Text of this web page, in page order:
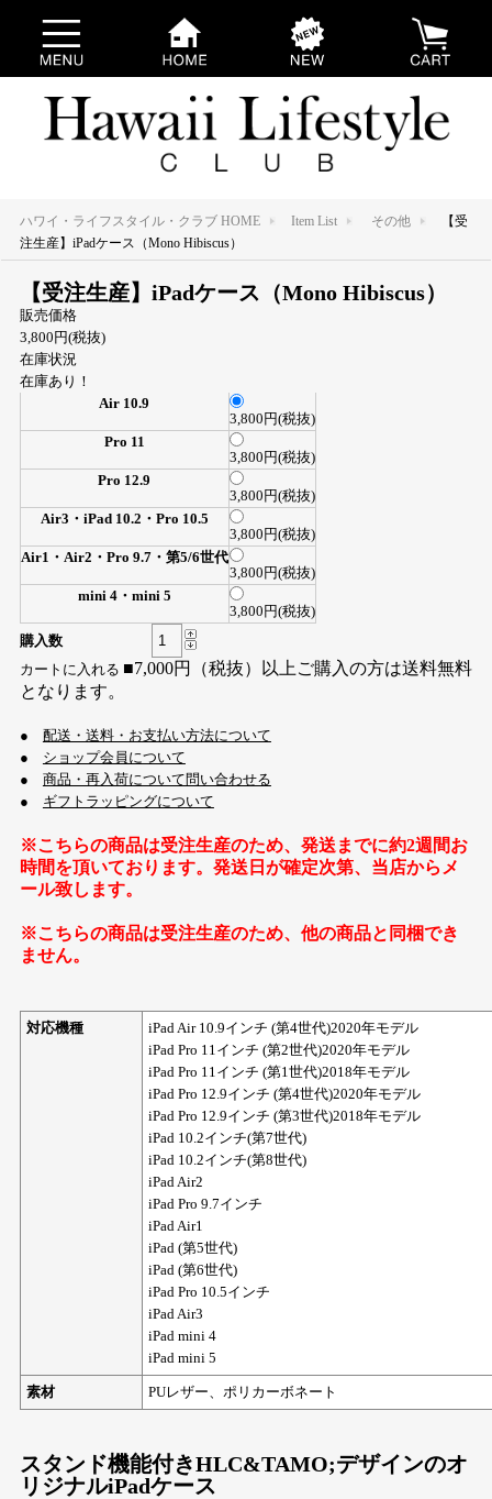
ハワイ・ライフスタイル・クラブ HOME Item List その他
【受
注生産】iPadケース（Mono Hibiscus）
【受注生産】iPadケース（Mono Hibiscus）
販売価格
3,800円(税抜)
在庫状況
在庫あり！
Air 10.9
3,800円(税抜)
Pro 11
3,800円(税抜)
Pro 12.9
3,800円(税抜)
Air3・iPad 10.2・Pro 10.5
3,800円(税抜)
Air1・Air2・Pro 9.7・第5/6世代
3,800円(税抜)
mini 4・mini 5
3,800円(税抜)
購入数
■7,000円（税抜）以上ご購入の方は送料無料
となります。
● 配送・送料・お支払い方法について
● ショップ会員について
● 商品・再入荷について問い合わせる
● ギフトラッピングについて
※こちらの商品は受注生産のため、発送までに約2週間お
時間を頂いております。発送日が確定次第、当店からメ
ール致します。
※こちらの商品は受注生産のため、他の商品と同梱でき
ません。
対応機種
iPad Air 10.9インチ (第4世代)2020年モデル
iPad Pro 11インチ (第2世代)2020年モデル
iPad Pro 11インチ (第1世代)2018年モデル
iPad Pro 12.9インチ (第4世代)2020年モデル
iPad Pro 12.9インチ (第3世代)2018年モデル
iPad 10.2インチ(第7世代)
iPad 10.2インチ(第8世代)
iPad Air2
iPad Pro 9.7インチ
iPad Air1
iPad (第5世代)
iPad (第6世代)
iPad Pro 10.5インチ
iPad Air3
iPad mini 4
iPad mini 5
素材 PUレザー、ポリカーボネート
スタンド機能付きHLC&TAMO;デザインのオ
リジナルiPadケース